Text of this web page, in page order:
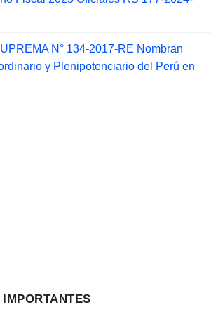
N° 134-2017-RE Nombran
y Plenipotenciario del Perú en